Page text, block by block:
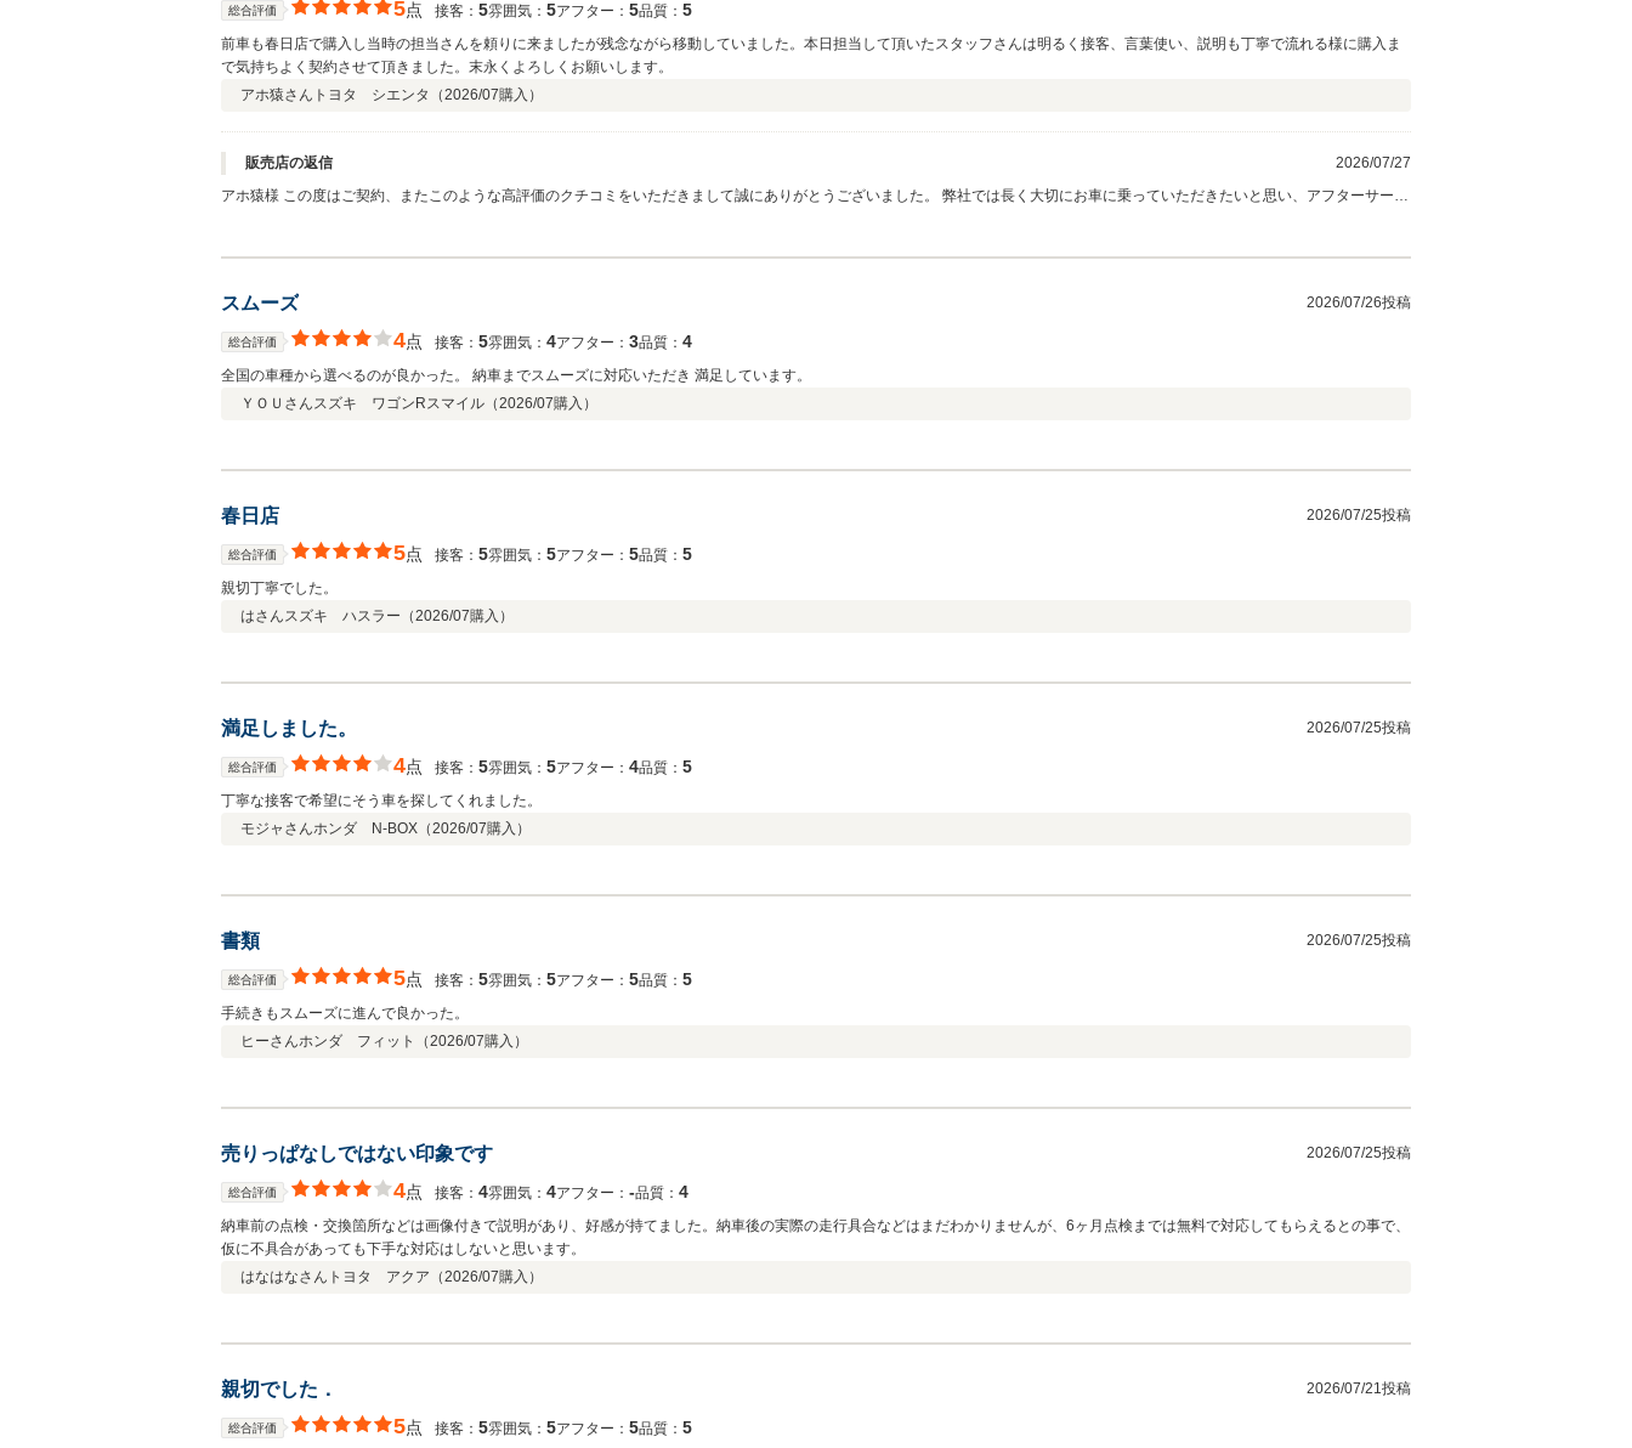
総合評価 5点 接客： 5雰囲気： 5アフター： 5品質： 5
前車も春日店で購入し当時の担当さんを頼りに来ましたが残念ながら移動していました。本日担当して頂いたスタッフさんは明るく接客、言葉使い、説明も丁寧で流れる様に購入ま
で気持ちよく契約させて頂きました。末永くよろしくお願いします。
アホ猿さん トヨタ シエンタ（2026/07購入）
販売店の返信
2026/07/27
アホ猿様 この度はご契約、またこのような高評価のクチコミをいただきまして誠にありがとうございました。 弊社では長く大切にお車に乗っていただきたいと思い、アフターサービ
スムーズ 2026/07/26投稿
総合評価 4点 接客： 5雰囲気： 4アフター： 3品質： 4
全国の車種から選べるのが良かった。 納車までスムーズに対応いただき 満足しています。
ＹＯＵさんスズキ ワゴンRスマイル（2026/07購入）
春日店 2026/07/25投稿
総合評価 5点 接客： 5雰囲気： 5アフター： 5品質： 5
親切丁寧でした。
はさんスズキ ハスラー（2026/07購入）
満足しました。 2026/07/25投稿
総合評価 4点 接客： 5雰囲気： 5アフター： 4品質： 5
丁寧な接客で希望にそう車を探してくれました。
モジャさんホンダ N-BOX（2026/07購入）
書類 2026/07/25投稿
総合評価 5点 接客： 5雰囲気： 5アフター： 5品質： 5
手続きもスムーズに進んで良かった。
ヒーさんホンダ フィット（2026/07購入）
売りっぱなしではない印象です 2026/07/25投稿
総合評価 4点 接客： 4雰囲気： 4アフター： ‐品質： 4
納車前の点検・交換箇所などは画像付きで説明があり、好感が持てました。納車後の実際の走行具合などはまだわかりませんが、6ヶ月点検までは無料で対応してもらえるとの事で、
仮に不具合があっても下手な対応はしないと思います。
はなはなさん トヨタ アクア（2026/07購入）
親切でした． 2026/07/21投稿
総合評価 5点 接客： 5雰囲気： 5アフター： 5品質： 5